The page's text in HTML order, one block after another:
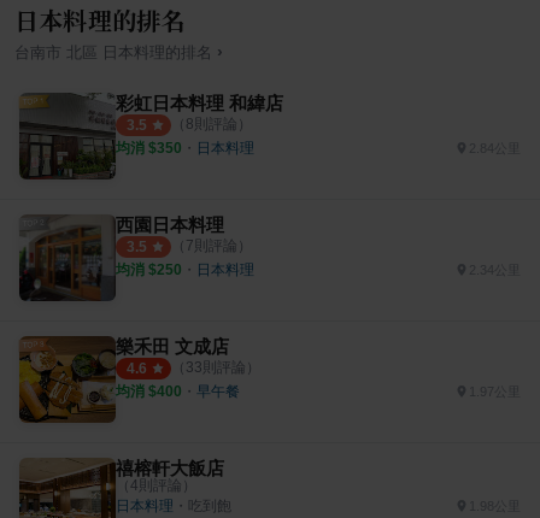
日本料理的排名
台南市 北區 日本料理 的排名 ›
彩虹日本料理 和緯店
3.5 （ 8則評論）
均消 $350 ・ 日本料理 2.84公里
西園日本料理
3.5 （ 7則評論）
均消 $250 ・ 日本料理 2.34公里
樂禾田 文成店
4.6 （ 33則評論）
均消 $400 ・ 早午餐 1.97公里
禧榕軒大飯店
（ 4則評論）
日本料理 ・ 吃到飽 1.98公里